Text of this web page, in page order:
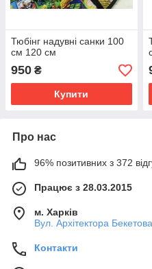
Тюбінг надувні санки 100
см 120 см
950 ₴
Купити
Про нас
96% позитивних з 372
Працює з 28.03.2015
м. Харків
Вул. Архітектора
Контакти